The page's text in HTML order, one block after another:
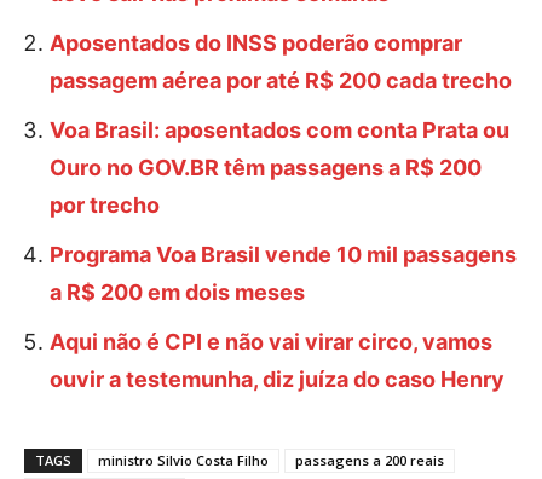
Aposentados do INSS poderão comprar
passagem aérea por até R$ 200 cada trecho
Voa Brasil: aposentados com conta Prata ou
Ouro no GOV.BR têm passagens a R$ 200
por trecho
Programa Voa Brasil vende 10 mil passagens
a R$ 200 em dois meses
Aqui não é CPI e não vai virar circo, vamos
ouvir a testemunha, diz juíza do caso Henry
TAGS ministro Silvio Costa Filho
passagens a 200 reais